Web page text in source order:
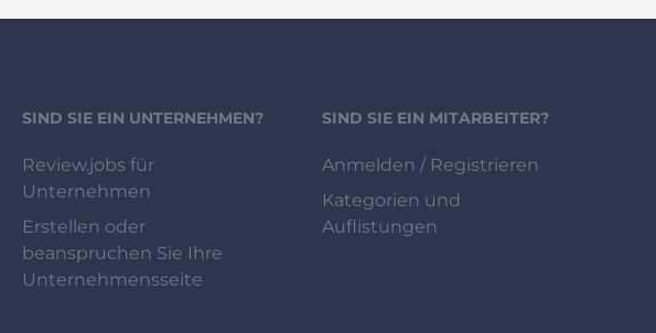
SIND SIE EIN UNTERNEHMEN?
Review.jobs für
Unternehmen
Erstellen oder
beanspruchen Sie Ihre
Unternehmensseite
SIND SIE EIN MITARBEITER?
Anmelden / Registrieren
Kategorien und
Auflistungen